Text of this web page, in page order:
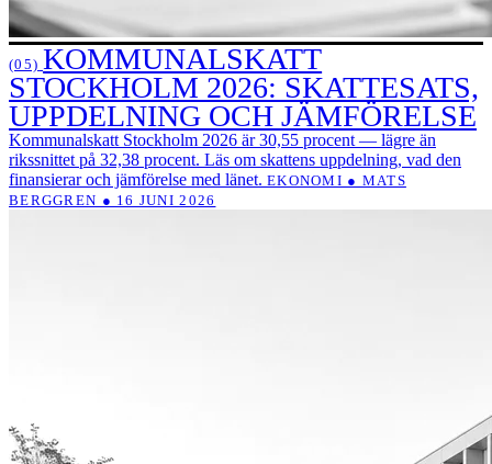
(05) KOMMUNALSKATT
STOCKHOLM 2026: SKATTESATS,
UPPDELNING OCH JÄMFÖRELSE
Kommunalskatt Stockholm 2026 är 30,55 procent — lägre än
rikssnittet på 32,38 procent. Läs om skattens uppdelning, vad den
finansierar och jämförelse med länet. EKONOMI ● MATS
BERGGREN ● 16 JUNI 2026